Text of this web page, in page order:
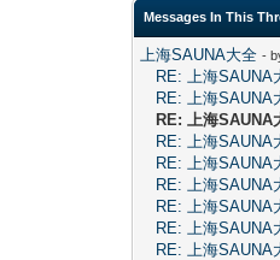
Messages In This
上海SAUNA大全 -
RE: 上海SAUNA
RE: 上海SAUNA
RE: 上海SAUNA
RE: 上海SAUNA
RE: 上海SAUNA
RE: 上海SAUNA
RE: 上海SAUNA
RE: 上海SAUNA
RE: 上海SAUNA